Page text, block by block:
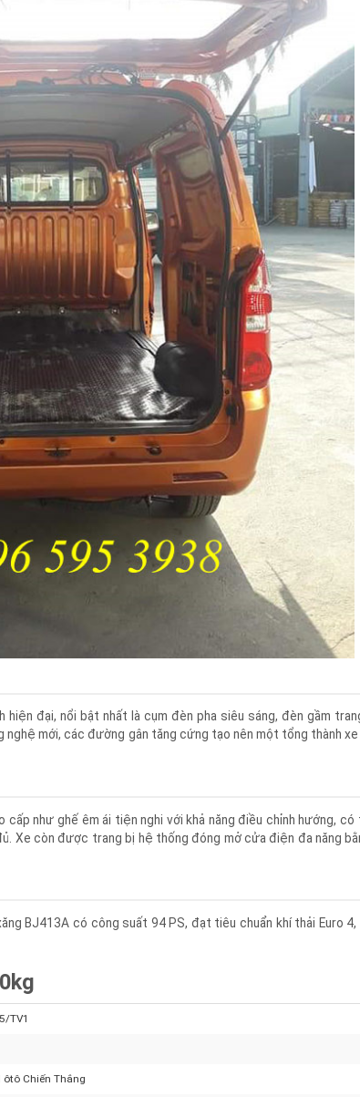
hiện đại, nổi bật nhất là cụm đèn pha siêu sáng, đèn gầm
nghệ mới, các đường gân tăng cứng tạo nên một tổng thành
cấp như ghế êm ái tiện nghi với khả năng điều chỉnh hướng,
Xe còn được trang bị hệ thống đóng mở cửa điện đa năng
BJ413A có công suất 94 PS, đạt tiêu chuẩn khí thải Euro
TV1